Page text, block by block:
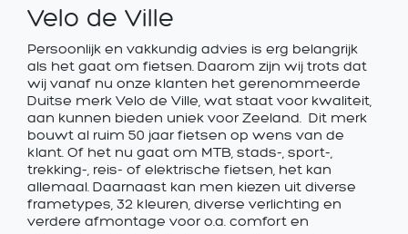
Velo de Ville
Persoonlijk en vakkundig advies is erg belangrijk
als het gaat om fietsen. Daarom zijn wij trots dat
wij vanaf nu onze klanten het gerenommeerde
Duitse merk Velo de Ville, wat staat voor kwaliteit,
aan kunnen bieden uniek voor Zeeland. Dit merk
bouwt al ruim 50 jaar fietsen op wens van de
klant. Of het nu gaat om MTB, stads-, sport-,
trekking-, reis- of elektrische fietsen, het kan
allemaal. Daarnaast kan men kiezen uit diverse
frametypes, 32 kleuren, diverse verlichting en
verdere afmontage voor o.a. comfort en